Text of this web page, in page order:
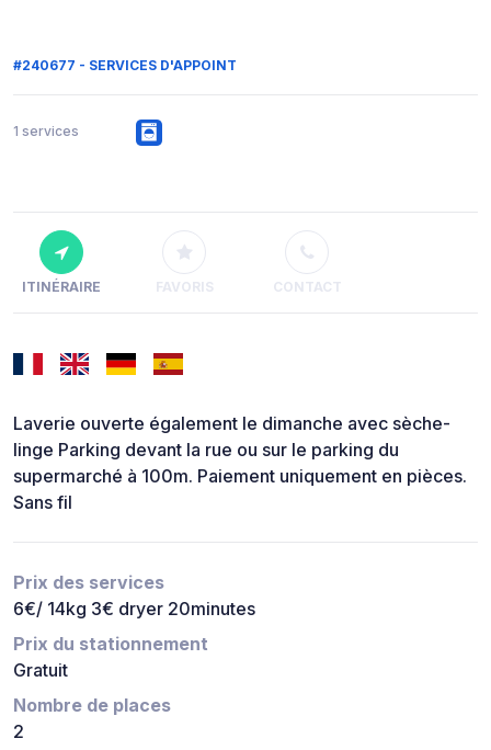
#240677 - SERVICES D'APPOINT
1 services
ITINÉRAIRE FAVORIS CONTACT
Laverie ouverte également le dimanche avec sèche-
linge Parking devant la rue ou sur le parking du
supermarché à 100m. Paiement uniquement en pièces.
Sans fil
Prix des services
6€/ 14kg 3€ dryer 20minutes
Prix du stationnement
Gratuit
Nombre de places
2